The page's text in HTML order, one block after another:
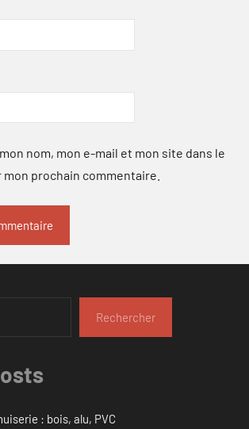
nom, mon e-mail et mon site dans le
prochain commentaire.
Rechercher
: bois, alu, PVC